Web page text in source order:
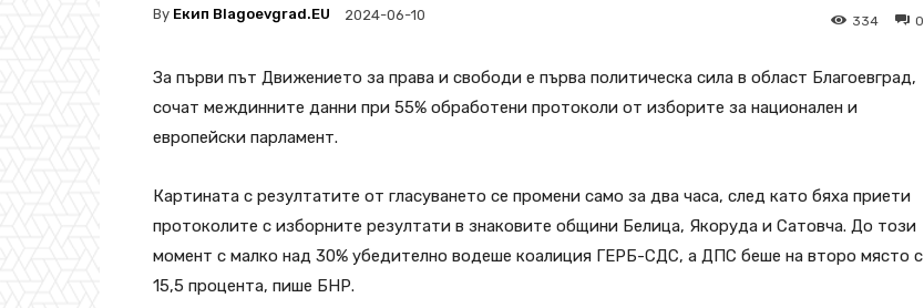
By Екип Blagoevgrad.EU 2024-06-10 0
334
За първи път Движението за права и свободи е първа политическа сила в област Благоевград,
сочат междинните данни при 55% обработени протоколи от изборите за национален и
европейски парламент.
Картината с резултатите от гласуването се промени само за два часа, след като бяха приети
протоколите с изборните резултати в знаковите общини Белица, Якоруда и Сатовча. До този
момент с малко над 30% убедително водеше коалиция ГЕРБ-СДС, а ДПС беше на второ място с
15,5 процента, пише БНР.